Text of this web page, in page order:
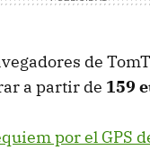
de
a partir de 159
por el GPS